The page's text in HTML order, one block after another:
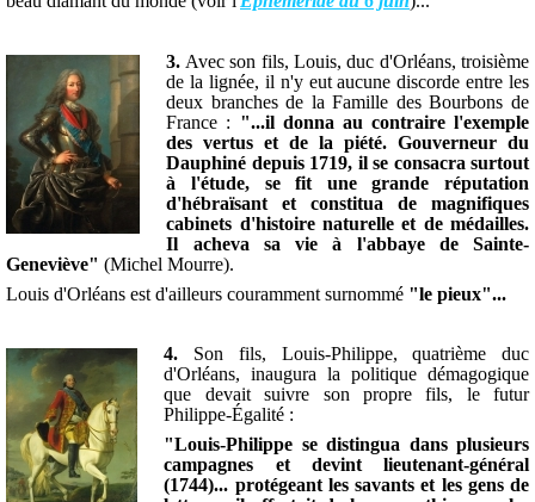
3. Avec son fils, Louis, duc d'Orléans, troisième
de la lignée, il n'y eut aucune discorde entre les
deux branches de la Famille des Bourbons de
France : "...il donna au contraire l'exemple
des vertus et de la piété. Gouverneur du
Dauphiné depuis 1719, il se consacra surtout
à l'étude, se fit une grande réputation
d'hébraïsant et constitua de magnifiques
cabinets d'histoire naturelle et de médailles.
Il acheva sa vie à l'abbaye de Sainte-
Geneviève" (Michel Mourre).
Louis d'Orléans est d'ailleurs couramment surnommé "le pieux"...
4. Son fils, Louis-Philippe, quatrième duc
d'Orléans, inaugura la politique démagogique
que devait suivre son propre fils, le futur
Philippe-Égalité :
"Louis-Philippe se distingua dans plusieurs
campagnes et devint lieutenant-général
(1744)... protégeant les savants et les gens de